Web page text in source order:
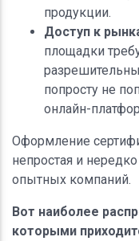
продукции.
Доступ к
площадки
попросту не
онлайн-
Оформление
непростая и
опытных компаний.
Вот наиболее
которыми